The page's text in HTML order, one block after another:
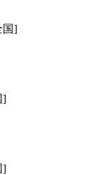
国]
]
]